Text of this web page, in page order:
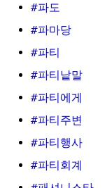
#파도
#파마당
#파티
#파티낱말
#파티에게
#파티주변
#파티행사
#파티회계